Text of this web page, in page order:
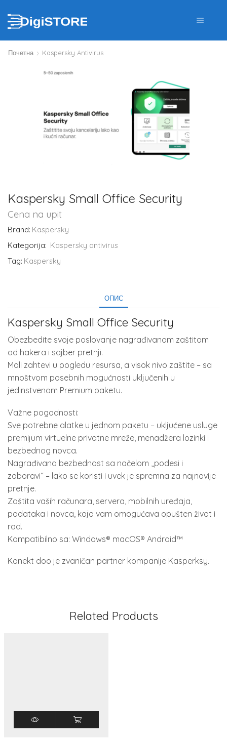
Почетна Kaspersky Antivirus
Kaspersky Small Office Security
Cena na upit
Brand: Kaspersky
Kategorija: Kaspersky antivirus
Tag: Kaspersky
ОПИС
Kaspersky Small Office Security
Obezbedite svoje poslovanje nagrađivanom zaštitom
od hakera i sajber pretnji.
Mali zahtevi u pogledu resursa, a visok nivo zaštite – sa
mnoštvom posebnih mogućnosti uključenih u
jedinstvenom Premium paketu.
Važne pogodnosti:
Sve potrebne alatke u jednom paketu – uključene usluge
premijum virtuelne privatne mreže, menadžera lozinki i
bezbednog novca.
Nagrađivana bezbednost sa načelom „podesi i
zaboravi“ – lako se koristi i uvek je spremna za najnovije
pretnje.
Zaštita vaših računara, servera, mobilnih uređaja,
podataka i novca, koja vam omogućava opušten život i
rad.
Kompatibilno sa: Windows® macOS® Android™
Konekt doo je zvaničan partner kompanije Kasperksy.
Related Products